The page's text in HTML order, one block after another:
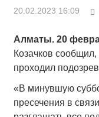
20.02.2023 16:09
Алматы. 20
Козачков сообщил,
проходил
«В минувшую
пресечения в